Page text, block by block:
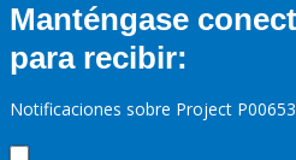
Manténgase
para recibir:
Notificaciones sobre Project